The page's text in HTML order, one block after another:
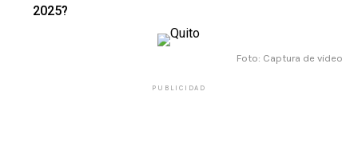
2025?
Foto: Captura de video
PUBLICIDAD